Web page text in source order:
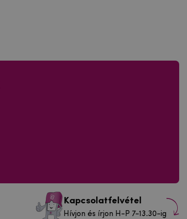
Kapcsolatfelvétel
Hívjon és írjon H-P 7-13.30-ig